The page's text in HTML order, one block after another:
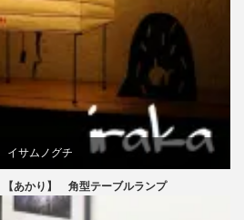
イサムノグチ
国産
あかり】 角型テーブルランプ